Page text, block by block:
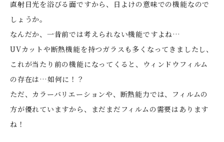
直射日光を浴びる面ですから、日よけの意味での機能なので
しょうか。
なんだか、一昔前では考えられない機能ですよね…
UVカットや断熱機能を持つガラスも多くなってきましたし、
これが当たり前の機能になってくると、ウィンドウフィルム
の存在は…如何に！？
ただ、カラーバリエーションや、断熱能力では、フィルムの
方が優れていますから、まだまだフィルムの需要はあります
ね！